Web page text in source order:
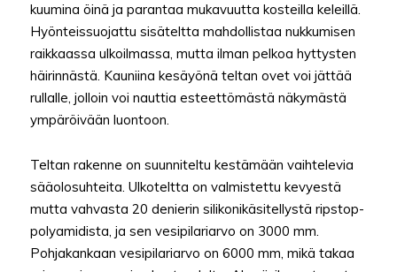
kuumina öinä ja parantaa mukavuutta kosteilla keleillä.
Hyönteissuojattu sisäteltta mahdollistaa nukkumisen
raikkaassa ulkoilmassa, mutta ilman pelkoa hyttysten
häirinnästä. Kauniina kesäyönä teltan ovet voi jättää
rullalle, jolloin voi nauttia esteettömästä näkymästä
ympäröivään luontoon.
Teltan rakenne on suunniteltu kestämään vaihtelevia
sääolosuhteita. Ulkoteltta on valmistettu kevyestä
mutta vahvasta 20 denierin silikonikäsitellystä ripstop-
polyamidista, ja sen vesipilariarvo on 3000 mm.
Pohjakankaan vesipilariarvo on 6000 mm, mikä takaa